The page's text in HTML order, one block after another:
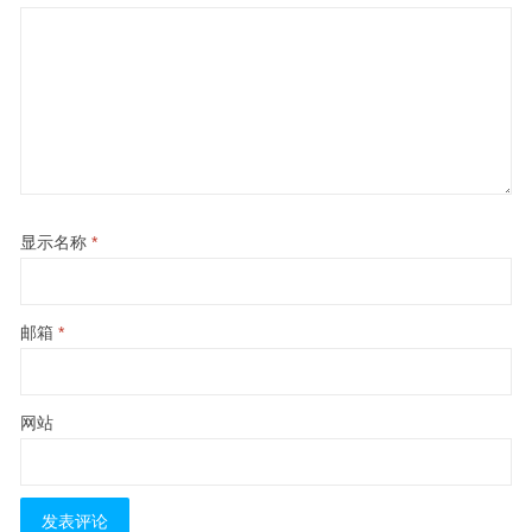
显示名称 *
邮箱 *
网站